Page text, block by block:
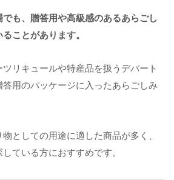
も、贈答用や高級感のあるあらごし
ことがあります。
リキュールや特産品を扱うデパート
用のパッケージに入ったあらごしみ
としての用途に適した商品が多く、
ている方におすすめです。